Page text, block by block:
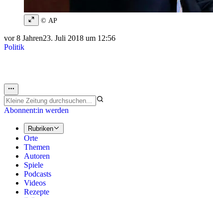
© AP
vor 8 Jahren23. Juli 2018 um 12:56
Politik
Abonnent:in werden
Rubriken
Orte
Themen
Autoren
Spiele
Podcasts
Videos
Rezepte